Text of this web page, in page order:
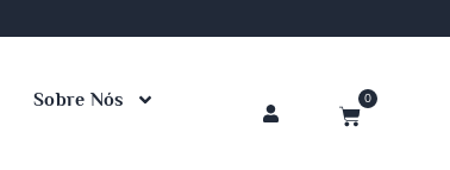
Sobre Nós 0